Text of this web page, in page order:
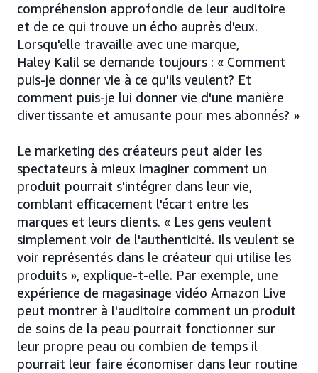
compréhension approfondie de leur auditoire
et de ce qui trouve un écho auprès d'eux.
Lorsqu'elle travaille avec une marque,
Haley Kalil se demande toujours : « Comment
puis-je donner vie à ce qu'ils veulent? Et
comment puis-je lui donner vie d'une manière
divertissante et amusante pour mes abonnés? »
Le marketing des créateurs peut aider les
spectateurs à mieux imaginer comment un
produit pourrait s'intégrer dans leur vie,
comblant efficacement l'écart entre les
marques et leurs clients. « Les gens veulent
simplement voir de l'authenticité. Ils veulent se
voir représentés dans le créateur qui utilise les
produits », explique-t-elle. Par exemple, une
expérience de magasinage vidéo Amazon Live
peut montrer à l'auditoire comment un produit
de soins de la peau pourrait fonctionner sur
leur propre peau ou combien de temps il
pourrait leur faire économiser dans leur routine